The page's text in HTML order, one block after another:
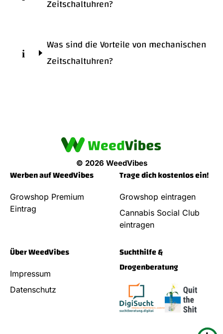
Zeitschaltuhren?
Was sind die Vorteile von mechanischen
Zeitschaltuhren?
© 2026 WeedVibes
Werben auf WeedVibes
Growshop Premium
Eintrag
Trage dich kostenlos ein!
Growshop eintragen
Cannabis Social Club
eintragen
Über WeedVibes
Impressum
Datenschutz
Suchthilfe &
Drogenberatung